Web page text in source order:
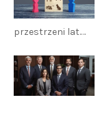
przestrzeni lat.…